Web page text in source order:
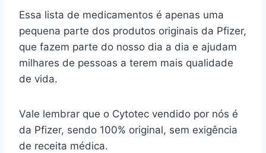
Essa lista de medicamentos é apenas uma
pequena parte dos produtos originais da Pfizer,
que fazem parte do nosso dia a dia e ajudam
milhares de pessoas a terem mais qualidade
de vida.
Vale lembrar que o Cytotec vendido por nós é
da Pfizer, sendo 100% original, sem exigência
de receita médica.